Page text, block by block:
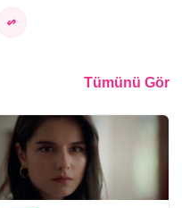
Tümünü Gör